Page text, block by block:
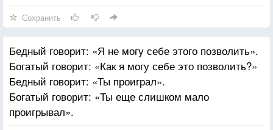
Сохранить
Бедный говорит: «Я не могу себе этого позволить».
Богатый говорит: «Как я могу себе это позволить?»
Бедный говорит: «Ты проиграл».
Богатый говорит: «Ты еще слишком мало
проигрывал».